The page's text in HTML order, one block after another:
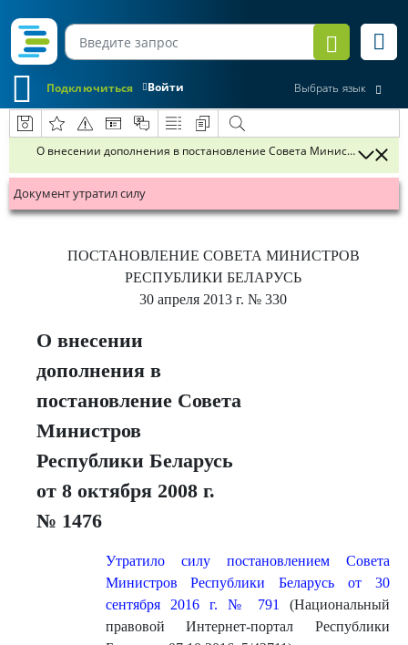
Войти
Подключиться Выбрать язык
О внесении дополнения в постановление Совета Министров
Документ утратил силу
ПОСТАНОВЛЕНИЕ СОВЕТА МИНИСТРОВ
РЕСПУБЛИКИ БЕЛАРУСЬ
30 апреля 2013 г. № 330
О внесении
дополнения в
постановление Совета
Министров
Республики Беларусь
от 8 октября 2008 г.
№ 1476
Утратило силу постановлением Совета
Министров Республики Беларусь от 30
сентября 2016 г. № 791
(Национальный
правовой Интернет-портал Республики